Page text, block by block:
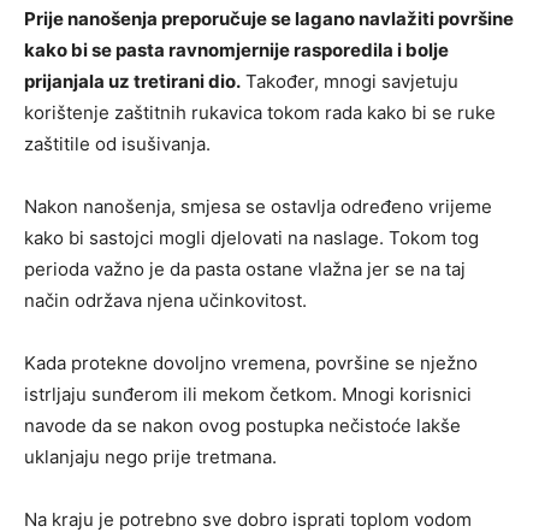
Prije nanošenja preporučuje se lagano navlažiti površine
kako bi se pasta ravnomjernije rasporedila i bolje
prijanjala uz tretirani dio. Također, mnogi savjetuju
korištenje zaštitnih rukavica tokom rada kako bi se ruke
zaštitile od isušivanja.
Nakon nanošenja, smjesa se ostavlja određeno vrijeme
kako bi sastojci mogli djelovati na naslage. Tokom tog
perioda važno je da pasta ostane vlažna jer se na taj
način održava njena učinkovitost.
Kada protekne dovoljno vremena, površine se nježno
istrljaju sunđerom ili mekom četkom. Mnogi korisnici
navode da se nakon ovog postupka nečistoće lakše
uklanjaju nego prije tretmana.
Na kraju je potrebno sve dobro isprati toplom vodom